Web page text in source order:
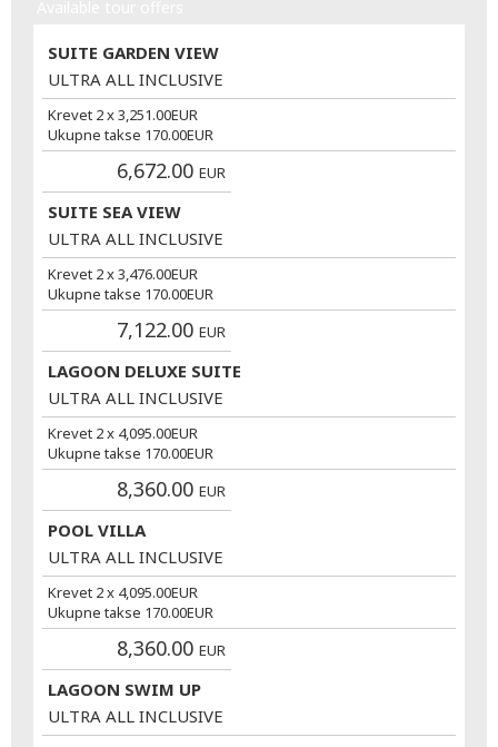
SUITE GARDEN VIEW
ULTRA ALL INCLUSIVE
Krevet 2 x3,251.00EUR
Ukupne takse 170.00EUR
6,672.00 EUR
SUITE SEA VIEW
ULTRA ALL INCLUSIVE
Krevet 2 x3,476.00EUR
Ukupne takse 170.00EUR
7,122.00 EUR
LAGOON DELUXE SUITE
ULTRA ALL INCLUSIVE
Krevet 2 x 4,095.00EUR
Ukupne takse 170.00EUR
8,360.00 EUR
POOL VILLA
ULTRA ALL INCLUSIVE
Krevet 2 x 4,095.00EUR
Ukupne takse 170.00EUR
8,360.00 EUR
LAGOON SWIM UP
ULTRA ALL INCLUSIVE